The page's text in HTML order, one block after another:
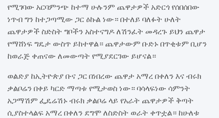
የሚገባው አርባምንጭ ከተማ ሁሉንም ጨዋታዎች አድርጎ የሰበሰበው
ነጥብ ግን ከተጋጣሚው ጋር ዕኩል ነው። በተለይ ባለፉት ሁለት
ጨዋታዎች ስድስት ግቦችን አስተናግዶ ለሽንፈት መዳረጉ ይህን ጨዋታ
የማሸነፍ ግዴታ ውስጥ ይከተዋል። ጨዋታውም ቡድኑ በጥቂቱም ቢሆን
ከወራጅ ቀጠናው ለመውጣት የሚያደርገው ይሆናል።
ወልድያ ከኢትዮጵያ ቡና ጋር በነበረው ጨዋታ አማረ በቀለን እና ብሩክ
ቃልቦሬን በቀይ ካርድ ማጣቱ የሚታወስ ነው። ባሳላፍነው ሳምንት
አጋማሽም ፌዴሬሽኑ ብሩክ ቃልቦሬ ላይ የአራት ጨዋታዎች ቅጣት
ሲያስተላልፍ አማረ በቀለን ደግሞ ለስድስት ወራት ቀጥቷል። ከሁለቱ